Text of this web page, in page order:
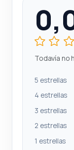
Todavía no
5 estrellas
4 estrellas
3 estrellas
2 estrellas
1 estrellas